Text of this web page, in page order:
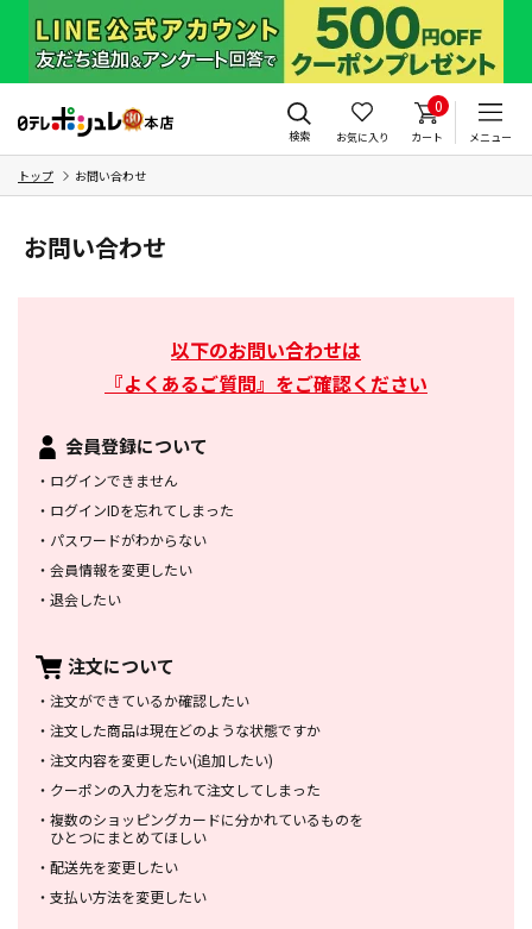
検索 お気に入り
0
カート メニュー
トップ お問い合わせ
お問い合わせ
以下のお問い合わせは
『よくあるご質問』をご確認ください
会員登録について
・ ログインできません
・ ログインIDを忘れてしまった
・ パスワードがわからない
・ 会員情報を変更したい
・ 退会したい
注文について
・ 注文ができているか確認したい
・ 注文した商品は現在どのような状態ですか
・ 注文内容を変更したい(追加したい)
・ クーポンの入力を忘れて注文してしまった
・ 複数のショッピングカードに分かれているものを
ひとつにまとめてほしい
・ 配送先を変更したい
・ 支払い方法を変更したい